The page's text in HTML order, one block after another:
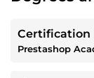
Certification
Prestashop